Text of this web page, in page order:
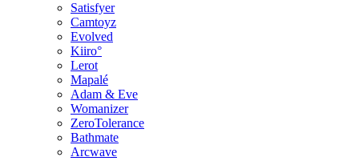
Satisfyer
Camtoyz
Evolved
Kiiro°
Lerot
Mapalé
Adam & Eve
Womanizer
ZeroTolerance
Bathmate
Arcwave